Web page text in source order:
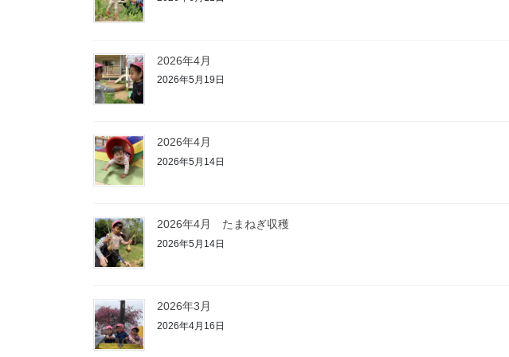
2026年4月
2026年5月19日
2026年4月
2026年5月14日
2026年4月 たまねぎ収穫
2026年5月14日
2026年3月
2026年4月16日